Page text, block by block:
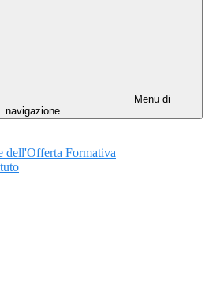
Menu di
navigazione
dell'Offerta Formativa